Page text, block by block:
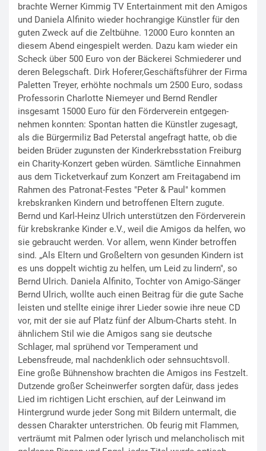
brachte Werner Kimmig TV Entertainment mit den Amigos
und Daniela Alfinito wieder hochrangige Künstler für den
guten Zweck auf die Zeltbühne. 12000 Euro konnten an
diesem Abend eingespielt werden. Dazu kam wieder ein
Scheck über 500 Euro von der Bäckerei Schmiederer und
deren Belegschaft. Dirk Hoferer,Geschäftsführer der Firma
Paletten Treyer, erhöhte nochmals um 2500 Euro, sodass
Professorin Charlotte Niemeyer und Bernd Rendler
insgesamt 15000 Euro für den Förderverein entgegen-
nehmen konnten: Spontan hatten die Künstler zugesagt,
als die Bürgermiliz Bad Peterstal angefragt hatte, ob die
beiden Brüder zugunsten der Kinderkrebsstation Freiburg
ein Charity-Konzert geben würden. Sämtliche Einnahmen
aus dem Ticketverkauf zum Konzert am Freitagabend im
Rahmen des Patronat-Festes "Peter & Paul" kommen
krebskranken Kindern und betroffenen Eltern zugute.
Bernd und Karl-Heinz Ulrich unterstützen den Förderverein
für krebskranke Kinder e.V., weil die Amigos da helfen, wo
sie gebraucht werden. Vor allem, wenn Kinder betroffen
sind. „Als Eltern und Großeltern von gesunden Kindern ist
es uns doppelt wichtig zu helfen, um Leid zu lindern", so
Bernd Ulrich. Daniela Alfinito, Tochter von Amigo-Sänger
Bernd Ulrich, wollte auch einen Beitrag für die gute Sache
leisten und stellte einige ihrer Lieder sowie ihre neue CD
vor, mit der sie auf Platz fünf der Album-Charts steht. In
ähnlichem Stil wie die Amigos sang sie deutsche
Schlager, mal sprühend vor Temperament und
Lebensfreude, mal nachdenklich oder sehnsuchtsvoll.
Eine große Bühnenshow brachten die Amigos ins Festzelt.
Dutzende großer Scheinwerfer sorgten dafür, dass jedes
Lied im richtigen Licht erschien, auf der Leinwand im
Hintergrund wurde jeder Song mit Bildern untermalt, die
dessen Charakter unterstrichen. Ob feurig mit Flammen,
verträumt mit Palmen oder lyrisch und melancholisch mit